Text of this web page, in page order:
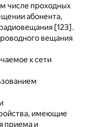
числе проходных
абонента,
[123].
вещания
к сети
имеющие
приема и